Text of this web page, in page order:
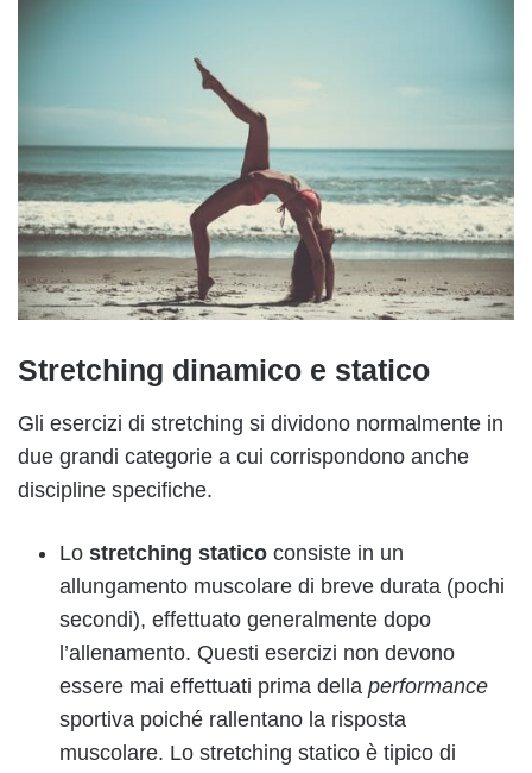
Stretching dinamico e statico
Gli esercizi di stretching si dividono normalmente in
due grandi categorie a cui corrispondono anche
discipline specifiche.
Lo stretching statico consiste in un
allungamento muscolare di breve durata (pochi
secondi), effettuato generalmente dopo
l’allenamento. Questi esercizi non devono
essere mai effettuati prima della performance
sportiva poiché rallentano la risposta
muscolare. Lo stretching statico è tipico di